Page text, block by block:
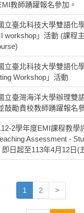
教師踴躍報名參加。
立臺北科技大學雙語化
workshop」活動 (課程
立臺北科技大學雙語化
Workshop」活動
立臺灣海洋大學辦理雙
鼓勵貴校教師踴躍報名
2學年度EMI課程教學
Assessment -
日起至113年4月12日(
1 2 >